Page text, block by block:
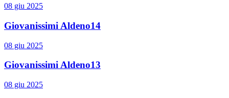
08 giu 2025
Giovanissimi Aldeno14
08 giu 2025
Giovanissimi Aldeno13
08 giu 2025